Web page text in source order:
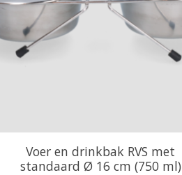
Voer en drinkbak RVS met
standaard Ø 16 cm (750 ml)